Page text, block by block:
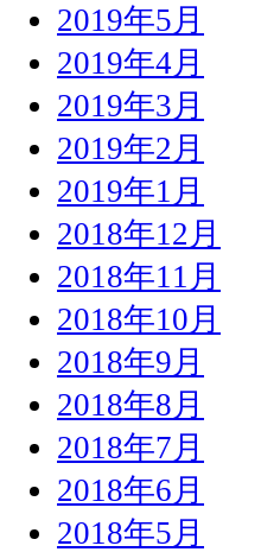
2019年5月
2019年4月
2019年3月
2019年2月
2019年1月
2018年12月
2018年11月
2018年10月
2018年9月
2018年8月
2018年7月
2018年6月
2018年5月